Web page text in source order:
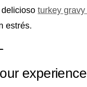
turkey
estrés.
experience